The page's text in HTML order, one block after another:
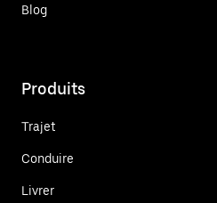
Blog
Produits
Trajet
Conduire
Livrer